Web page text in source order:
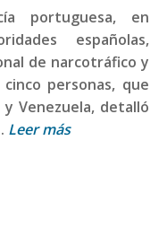
portuguesa, en
españolas,
de narcotráfico y
personas, que
Venezuela, detalló
Leer más